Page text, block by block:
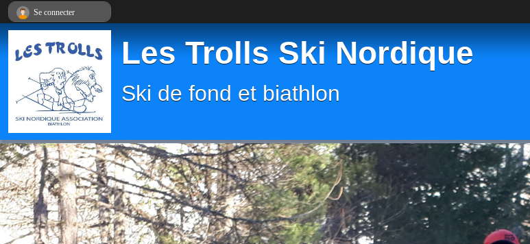
Les Trolls Ski Nordique
Ski de fond et biathlon
Se connecter
Panneau de gestion des cookies